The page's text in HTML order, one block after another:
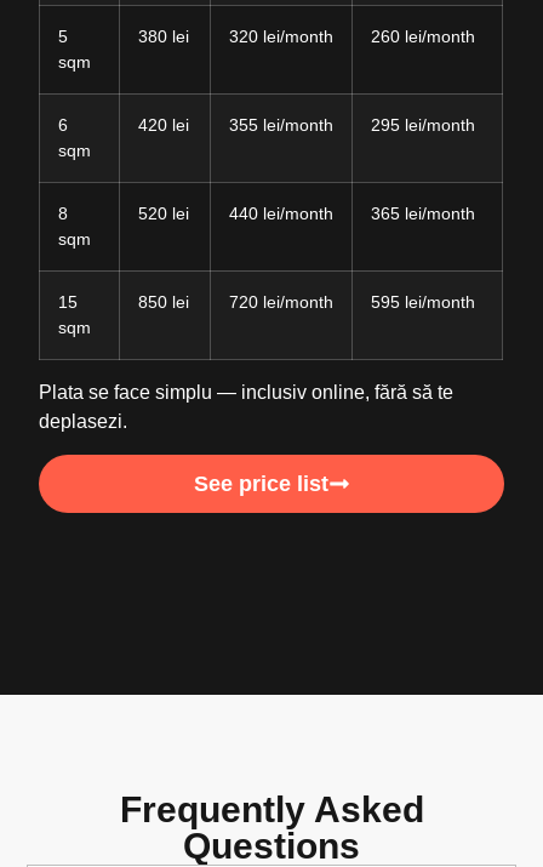
5
sqm
380 lei 320 lei/month 260 lei/month
6
sqm
420 lei 355 lei/month 295 lei/month
8
sqm
520 lei 440 lei/month 365 lei/month
15
sqm
850 lei 720 lei/month 595 lei/month
Plata se face simplu — inclusiv online, fără să te
deplasezi.
See price list
Frequently Asked
Questions